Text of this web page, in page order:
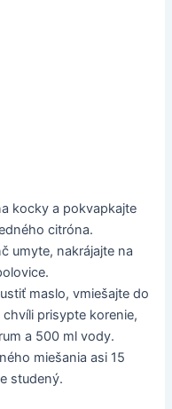
kocky a pokvapkajte
citróna.
umyte, nakrájajte na
maslo, vmiešajte do
prisypte korenie,
a 500 ml vody.
miešania asi 15
studený.